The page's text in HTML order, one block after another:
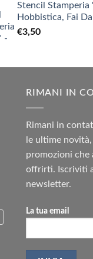
Stencil Stamperia
Hobbistica, Fai Da
€3,50
RIMANI IN
Rimani in
le ultime
promozioni che
offrirti. Iscriviti
newsletter.
La tua email